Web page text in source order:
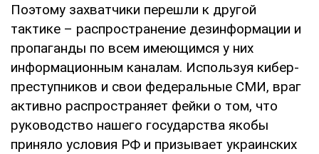
Поэтому захватчики перешли к другой
тактике – распространение дезинформации и
пропаганды по всем имеющимся у них
информационным каналам. Используя кибер-
преступников и свои федеральные СМИ, враг
активно распространяет фейки о том, что
руководство нашего государства якобы
приняло условия РФ и призывает украинских